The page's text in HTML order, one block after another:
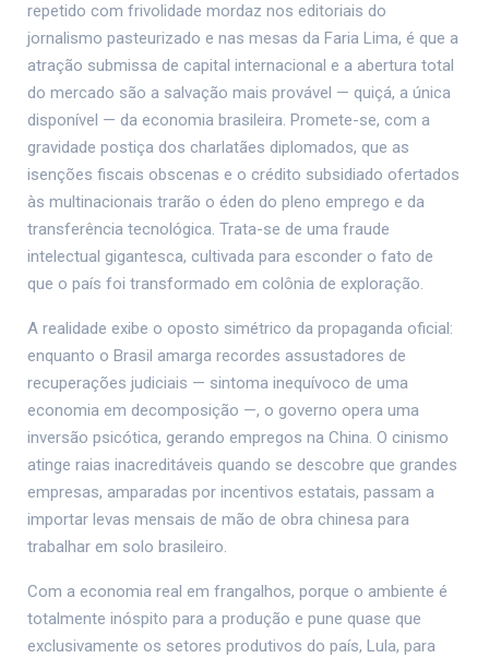
repetido com frivolidade mordaz nos editoriais do
jornalismo pasteurizado e nas mesas da Faria Lima, é que a
atração submissa de capital internacional e a abertura total
do mercado são a salvação mais provável — quiçá, a única
disponível — da economia brasileira. Promete-se, com a
gravidade postiça dos charlatães diplomados, que as
isenções fiscais obscenas e o crédito subsidiado ofertados
às multinacionais trarão o éden do pleno emprego e da
transferência tecnológica. Trata-se de uma fraude
intelectual gigantesca, cultivada para esconder o fato de
que o país foi transformado em colônia de exploração.
A realidade exibe o oposto simétrico da propaganda oficial:
enquanto o Brasil amarga recordes assustadores de
recuperações judiciais — sintoma inequívoco de uma
economia em decomposição —, o governo opera uma
inversão psicótica, gerando empregos na China. O cinismo
atinge raias inacreditáveis quando se descobre que grandes
empresas, amparadas por incentivos estatais, passam a
importar levas mensais de mão de obra chinesa para
trabalhar em solo brasileiro.
Com a economia real em frangalhos, porque o ambiente é
totalmente inóspito para a produção e pune quase que
exclusivamente os setores produtivos do país, Lula, para